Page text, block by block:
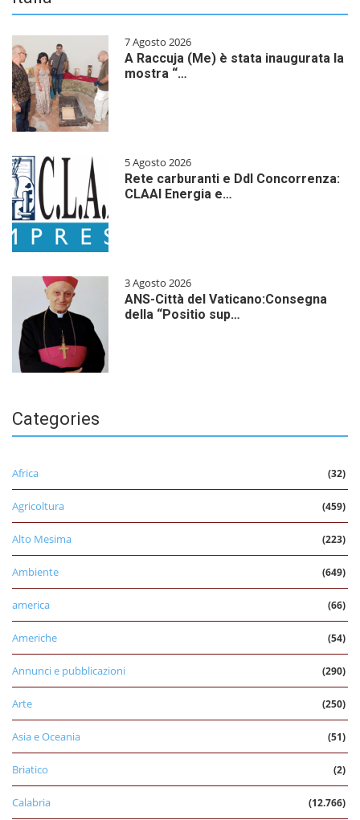
7 Agosto 2026
A Raccuja (Me) è stata inaugurata la
mostra “…
5 Agosto 2026
Rete carburanti e Ddl Concorrenza:
CLAAI Energia e…
3 Agosto 2026
ANS-Città del Vaticano:Consegna
della “Positio sup…
Categories
Africa (32)
Agricoltura (459)
Alto Mesima (223)
Ambiente (649)
america (66)
Americhe (54)
Annunci e pubblicazioni (290)
Arte (250)
Asia e Oceania (51)
Briatico (2)
Calabria (12.766)